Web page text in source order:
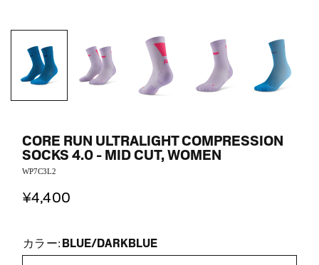
CORE RUN ULTRALIGHT COMPRESSION
SOCKS 4.0 - MID CUT, WOMEN
WP7C3L2
¥4,400
カラー: BLUE/DARKBLUE